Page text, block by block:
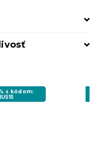
% s kódom: